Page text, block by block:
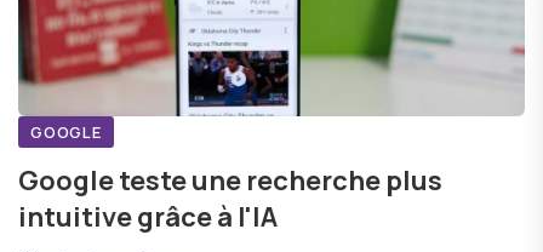
GOOGLE
Google teste une recherche plus
intuitive grâce à l'IA